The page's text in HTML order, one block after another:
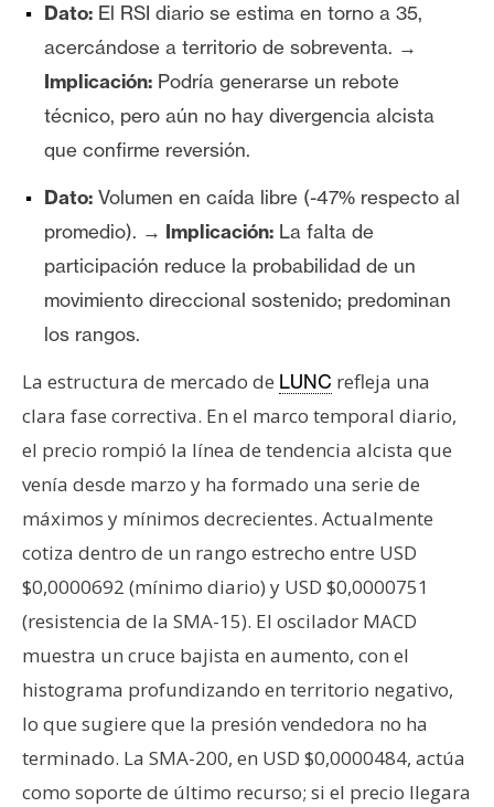
Dato: El RSI diario se estima en torno a 35,
acercándose a territorio de sobreventa. →
Implicación: Podría generarse un rebote
técnico, pero aún no hay divergencia alcista
que confirme reversión.
Dato: Volumen en caída libre (-47% respecto al
promedio). → Implicación: La falta de
participación reduce la probabilidad de un
movimiento direccional sostenido; predominan
los rangos.
La estructura de mercado de LUNC refleja una
clara fase correctiva. En el marco temporal diario,
el precio rompió la línea de tendencia alcista que
venía desde marzo y ha formado una serie de
máximos y mínimos decrecientes. Actualmente
cotiza dentro de un rango estrecho entre USD
$0,0000692 (mínimo diario) y USD $0,0000751
(resistencia de la SMA-15). El oscilador MACD
muestra un cruce bajista en aumento, con el
histograma profundizando en territorio negativo,
lo que sugiere que la presión vendedora no ha
terminado. La SMA-200, en USD $0,0000484, actúa
como soporte de último recurso; si el precio llegara